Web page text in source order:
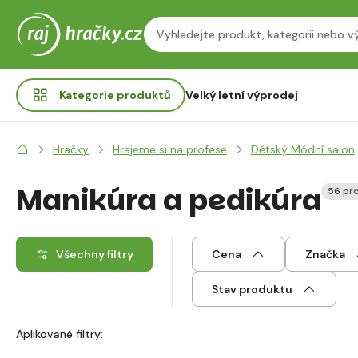
Kategorie produktů Velký letní výprodej
Hračky Hrajeme si na profese Dětský Módní salon
Manikúra a pedikúra 56
Všechny filtry Cena Značka
Stav produktu
Aplikované filtry: